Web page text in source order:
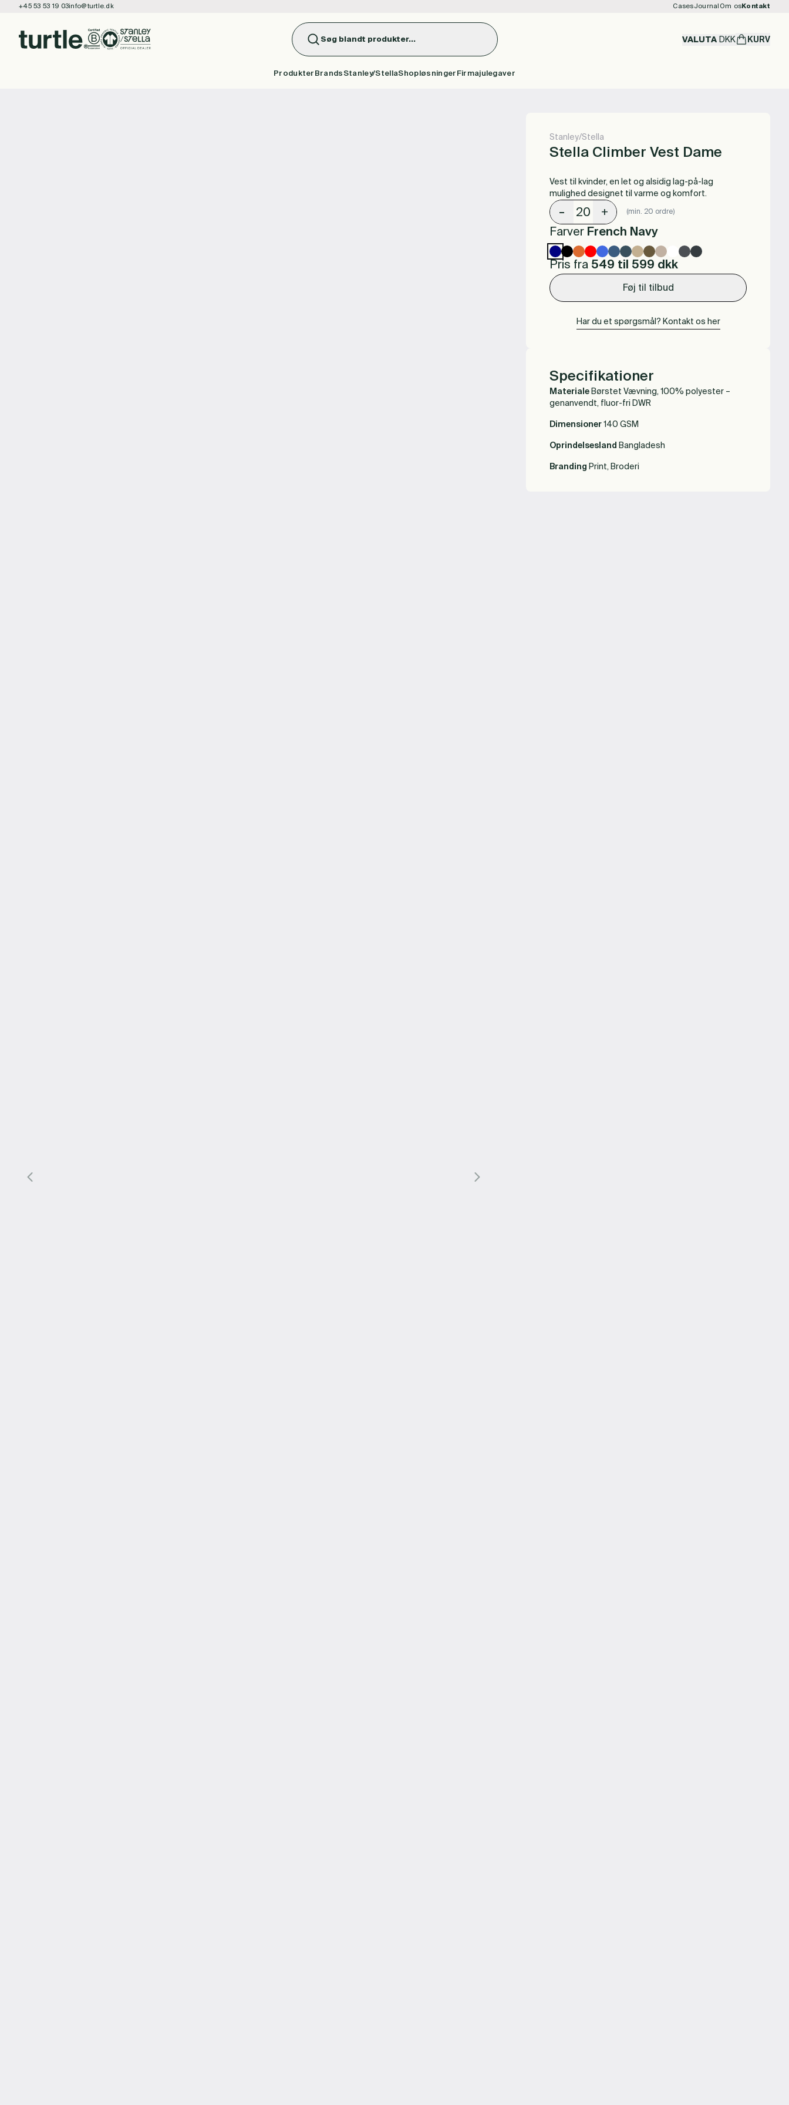
+45 53 53 19 03info@turtle.dk CasesJournal Om osKontakt
Søg blandt produkter... VALUTA DKK KURV
Produkter Brands Stanley/StellaShopløsninger Firmajulegaver
Stanley/Stella
Stella Climber Vest Dame
Vest til kvinder, en let og alsidig lag-på-lag
mulighed designet til varme og komfort.
- + (min. 20 ordre)
Farver French Navy
Pris fra 549 til 599 dkk
Føj til tilbud
Har du et spørgsmål? Kontakt os her
Specifikationer
Materiale Børstet Vævning, 100% polyester –
genanvendt, fluor-fri DWR
Dimensioner 140 GSM
Oprindelsesland Bangladesh
Branding Print, Broderi